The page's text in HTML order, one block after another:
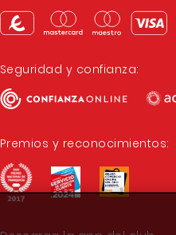
Seguridad y confianza:
Premios y reconocimientos: